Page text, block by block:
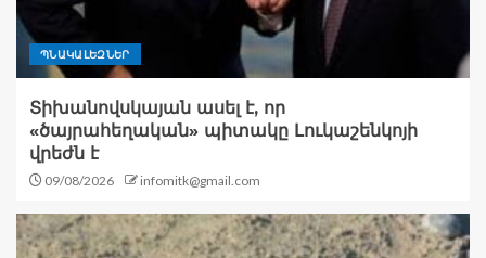
ՊՆԱԿԱԼԵԶՆԵՐ
Տիխանովսկայան ասել է, որ
«ծայրահեղական» պիտակը Լուկաշենկոյի
վրեժն է
09/08/2026 infomitk@gmail.com